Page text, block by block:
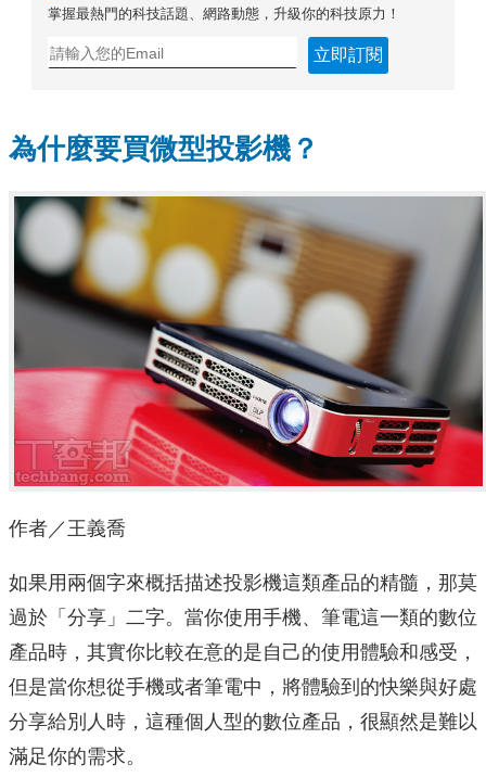
掌握最熱門的科技話題、網路動態，升級你的科技原力！
立即訂閱
為什麼要買微型投影機？
作者／王義喬
如果用兩個字來概括描述投影機這類產品的精髓，那莫
過於「分享」二字。當你使用手機、筆電這一類的數位
產品時，其實你比較在意的是自己的使用體驗和感受，
但是當你想從手機或者筆電中，將體驗到的快樂與好處
分享給別人時，這種個人型的數位產品，很顯然是難以
滿足你的需求。